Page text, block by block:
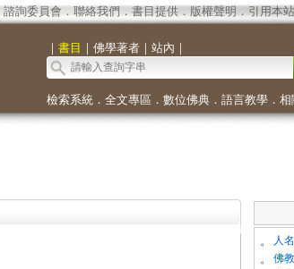
諮詢委員會． 聯絡我們 ． 書目提供． 版權聲明 ． 引用本站
｜ 書目 ｜ 佛學著者｜ 站內 ｜
檢索系統． 全文專區 ． 數位佛典． 語言教學． 相
。 人
。 佛